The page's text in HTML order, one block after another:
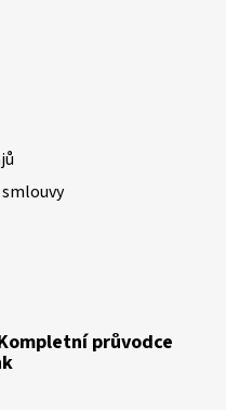
průvodce